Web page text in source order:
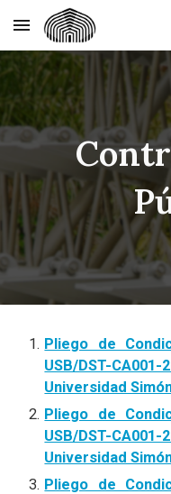
Skip to main content
Pliego de
USB/DST-
Universidad
Pliego de
USB/DST-
Universidad
Pliego de